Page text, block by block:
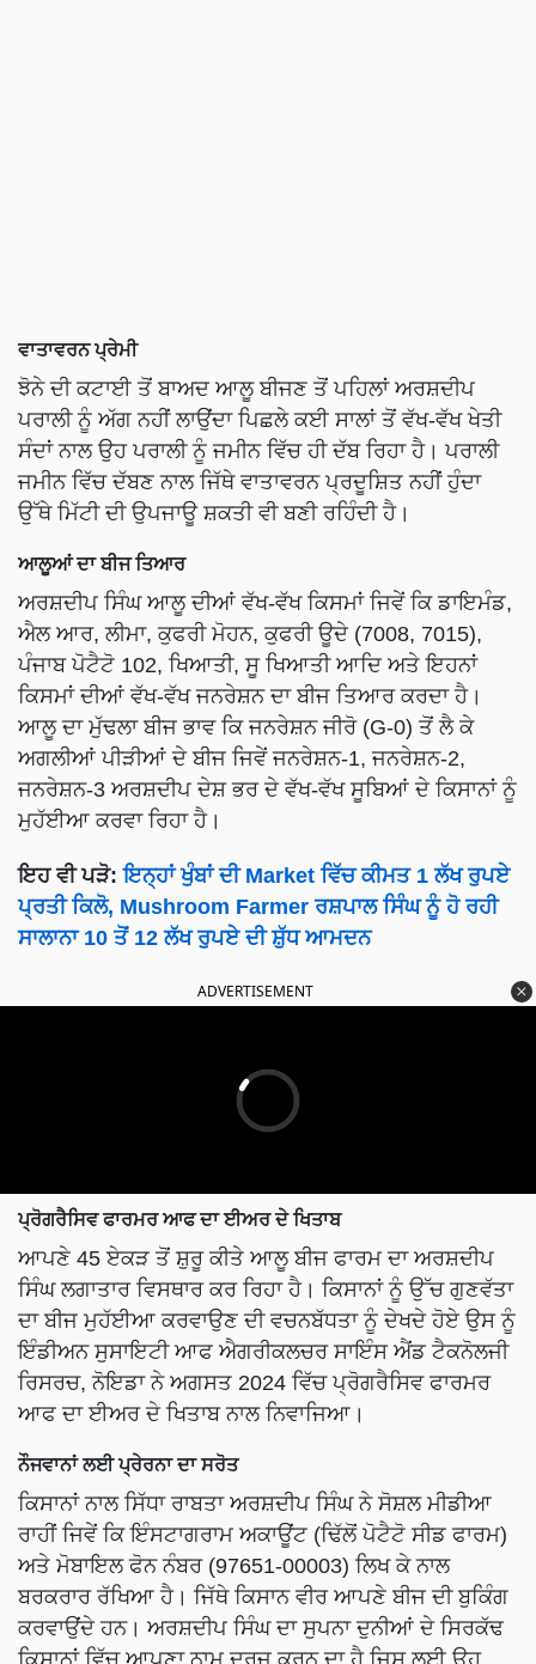
ਵਾਤਾਵਰਨ ਪ੍ਰੇਮੀ
ਝੋਨੇ ਦੀ ਕਟਾਈ ਤੋਂ ਬਾਅਦ ਆਲੂ ਬੀਜਣ ਤੋਂ ਪਹਿਲਾਂ ਅਰਸ਼ਦੀਪ
ਪਰਾਲੀ ਨੂੰ ਅੱਗ ਨਹੀਂ ਲਾਉਂਦਾ ਪਿਛਲੇ ਕਈ ਸਾਲਾਂ ਤੋਂ ਵੱਖ-ਵੱਖ ਖੇਤੀ
ਸੰਦਾਂ ਨਾਲ ਉਹ ਪਰਾਲੀ ਨੂੰ ਜਮੀਨ ਵਿੱਚ ਹੀ ਦੱਬ ਰਿਹਾ ਹੈ। ਪਰਾਲੀ
ਜਮੀਨ ਵਿੱਚ ਦੱਬਣ ਨਾਲ ਜਿੱਥੇ ਵਾਤਾਵਰਨ ਪ੍ਰਦੂਸ਼ਿਤ ਨਹੀਂ ਹੁੰਦਾ
ਉੱਥੇ ਮਿੱਟੀ ਦੀ ਉਪਜਾਊ ਸ਼ਕਤੀ ਵੀ ਬਣੀ ਰਹਿੰਦੀ ਹੈ।
ਆਲੂਆਂ ਦਾ ਬੀਜ ਤਿਆਰ
ਅਰਸ਼ਦੀਪ ਸਿੰਘ ਆਲੂ ਦੀਆਂ ਵੱਖ-ਵੱਖ ਕਿਸਮਾਂ ਜਿਵੇਂ ਕਿ ਡਾਇਮੰਡ,
ਐਲ ਆਰ, ਲੀਮਾ, ਕੁਫਰੀ ਮੋਹਨ, ਕੁਫਰੀ ਊਦੇ (7008, 7015),
ਪੰਜਾਬ ਪੋਟੈਟੋ 102, ਖਿਆਤੀ, ਸੂ ਖਿਆਤੀ ਆਦਿ ਅਤੇ ਇਹਨਾਂ
ਕਿਸਮਾਂ ਦੀਆਂ ਵੱਖ-ਵੱਖ ਜਨਰੇਸ਼ਨ ਦਾ ਬੀਜ ਤਿਆਰ ਕਰਦਾ ਹੈ।
ਆਲੂ ਦਾ ਮੁੱਢਲਾ ਬੀਜ ਭਾਵ ਕਿ ਜਨਰੇਸ਼ਨ ਜੀਰੋ (G-0) ਤੋਂ ਲੈ ਕੇ
ਅਗਲੀਆਂ ਪੀੜੀਆਂ ਦੇ ਬੀਜ ਜਿਵੇਂ ਜਨਰੇਸ਼ਨ-1, ਜਨਰੇਸ਼ਨ-2,
ਜਨਰੇਸ਼ਨ-3 ਅਰਸ਼ਦੀਪ ਦੇਸ਼ ਭਰ ਦੇ ਵੱਖ-ਵੱਖ ਸੂਬਿਆਂ ਦੇ ਕਿਸਾਨਾਂ ਨੂੰ
ਮੁਹੱਈਆ ਕਰਵਾ ਰਿਹਾ ਹੈ।
ਇਹ ਵੀ ਪੜੋ: ਇਨ੍ਹਾਂ ਖੁੰਬਾਂ ਦੀ Market ਵਿੱਚ ਕੀਮਤ 1 ਲੱਖ ਰੁਪਏ
ਪ੍ਰਤੀ ਕਿਲੋ, Mushroom Farmer ਰਸ਼ਪਾਲ ਸਿੰਘ ਨੂੰ ਹੋ ਰਹੀ
ਸਾਲਾਨਾ 10 ਤੋਂ 12 ਲੱਖ ਰੁਪਏ ਦੀ ਸ਼ੁੱਧ ਆਮਦਨ
ADVERTISEMENT
ਪ੍ਰੋਗਰੈਸਿਵ ਫਾਰਮਰ ਆਫ ਦਾ ਈਅਰ ਦੇ ਖਿਤਾਬ
ਆਪਣੇ 45 ਏਕੜ ਤੋਂ ਸ਼ੁਰੂ ਕੀਤੇ ਆਲੂ ਬੀਜ ਫਾਰਮ ਦਾ ਅਰਸ਼ਦੀਪ
ਸਿੰਘ ਲਗਾਤਾਰ ਵਿਸਥਾਰ ਕਰ ਰਿਹਾ ਹੈ। ਕਿਸਾਨਾਂ ਨੂੰ ਉੱਚ ਗੁਣਵੱਤਾ
ਦਾ ਬੀਜ ਮੁਹੱਈਆ ਕਰਵਾਉਣ ਦੀ ਵਚਨਬੱਧਤਾ ਨੂੰ ਦੇਖਦੇ ਹੋਏ ਉਸ ਨੂੰ
ਇੰਡੀਅਨ ਸੁਸਾਇਟੀ ਆਫ ਐਗਰੀਕਲਚਰ ਸਾਇੰਸ ਐਂਡ ਟੈਕਨੋਲਜੀ
ਰਿਸਰਚ, ਨੋਇਡਾ ਨੇ ਅਗਸਤ 2024 ਵਿੱਚ ਪ੍ਰੋਗਰੈਸਿਵ ਫਾਰਮਰ
ਆਫ ਦਾ ਈਅਰ ਦੇ ਖਿਤਾਬ ਨਾਲ ਨਿਵਾਜਿਆ।
ਨੌਜਵਾਨਾਂ ਲਈ ਪ੍ਰੇਰਨਾ ਦਾ ਸਰੋਤ
ਕਿਸਾਨਾਂ ਨਾਲ ਸਿੱਧਾ ਰਾਬਤਾ ਅਰਸ਼ਦੀਪ ਸਿੰਘ ਨੇ ਸੋਸ਼ਲ ਮੀਡੀਆ
ਰਾਹੀਂ ਜਿਵੇਂ ਕਿ ਇੰਸਟਾਗਰਾਮ ਅਕਾਊਂਟ (ਢਿੱਲੋਂ ਪੋਟੈਟੋ ਸੀਡ ਫਾਰਮ)
ਅਤੇ ਮੋਬਾਇਲ ਫੋਨ ਨੰਬਰ (97651-00003) ਲਿਖ ਕੇ ਨਾਲ
ਬਰਕਰਾਰ ਰੱਖਿਆ ਹੈ। ਜਿੱਥੇ ਕਿਸਾਨ ਵੀਰ ਆਪਣੇ ਬੀਜ ਦੀ ਬੁਕਿੰਗ
ਕਰਵਾਉਂਦੇ ਹਨ। ਅਰਸ਼ਦੀਪ ਸਿੰਘ ਦਾ ਸੁਪਨਾ ਦੁਨੀਆਂ ਦੇ ਸਿਰਕੱਢ